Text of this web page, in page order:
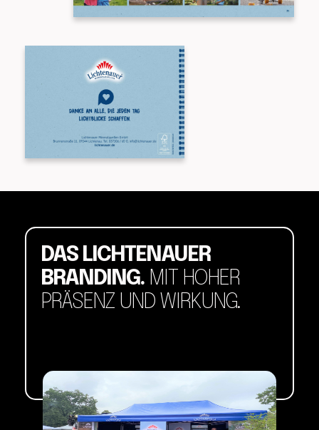
DAS LICHTENAUER
BRANDING. MIT HOHER
PRÄSENZ UND WIRKUNG.